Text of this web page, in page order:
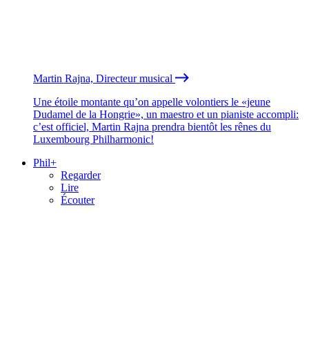
Martin Rajna, Directeur musical
Une étoile montante qu’on appelle volontiers le «jeune
Dudamel de la Hongrie», un maestro et un pianiste accompli:
c’est officiel, Martin Rajna prendra bientôt les rênes du
Luxembourg Philharmonic!
Phil+
Regarder
Lire
Écouter